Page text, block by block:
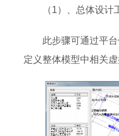
（1）、总体设计
此步骤可通过平
定义整体模型中相关虚